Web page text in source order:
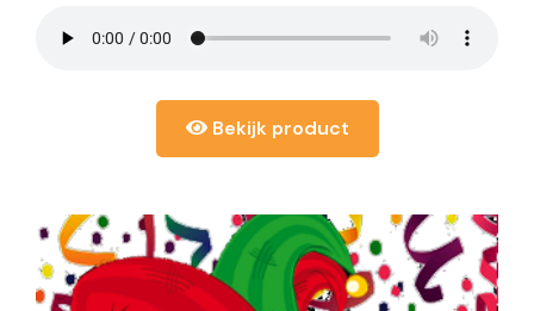
Bekijk product